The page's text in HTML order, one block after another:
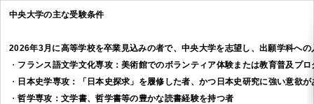
中央大学の主な受験条件
2026年3月に高等学校を卒業見込みの者で、中央大学を志望し、出願学科への
・ フランス語文学文化専攻：美術館でのボランティア体験または教育普及プ
・ 日本史学専攻：「日本史探求」を履修した者、かつ日本史研究に強い意欲
・哲学専攻：文学書、哲学書等の豊かな読書経験を持つ者